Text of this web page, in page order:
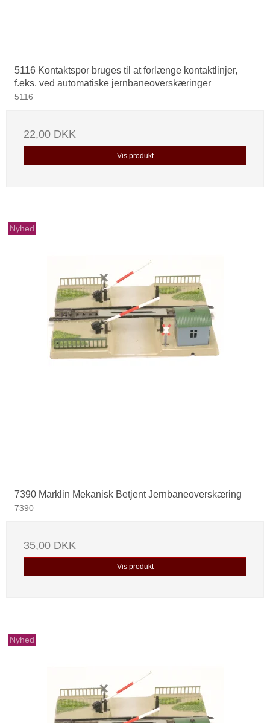
5116 Kontaktspor bruges til at forlænge kontaktlinjer,
f.eks. ved automatiske jernbaneoverskæringer
5116
22,00 DKK
Vis produkt
Nyhed
7390 Marklin Mekanisk Betjent Jernbaneoverskæring
7390
35,00 DKK
Vis produkt
Nyhed